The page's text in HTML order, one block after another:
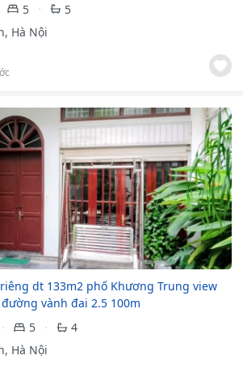
5
5
Hà Nội
dt 133m2 phố Khương Trung view
vành đai 2.5 100m
5
4
Hà Nội